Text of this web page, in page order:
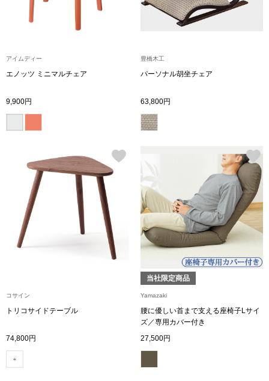
ランド
和装
おすすめブラ
ザ･ノース･フ
ヘリーハンセン
金谷製靴
アイムディー
エノッツ ミニマルチェア
9,900円
豊橋木工
パーソナル胡坐チェア
63,800円
コサイン
トリコサイドテーブル
74,800円
当社限定商品
Yamazaki
腰に優しい首まで支える座椅子Lサイ
ズ／専用カバー付き
27,500円